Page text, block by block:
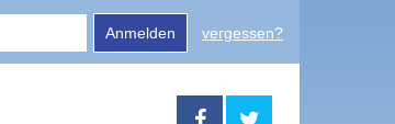
Anmelden vergessen?